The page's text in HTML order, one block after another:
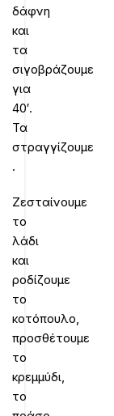
δάφνη
και
τα
σιγοβράζουμε
για
40′.
Τα
στραγγίζουμε
.
Ζεσταίνουμε
το
λάδι
και
ροδίζουμε
το
κοτόπουλο,
προσθέτουμε
το
κρεμμύδι,
το